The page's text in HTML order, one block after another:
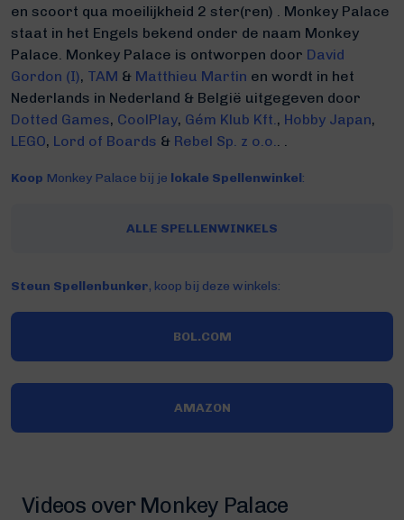
en scoort qua moeilijkheid 2 ster(ren) . Monkey Palace
staat in het Engels bekend onder de naam Monkey
Palace. Monkey Palace is ontworpen door David
Gordon (I), TAM & Matthieu Martin en wordt in het
Nederlands in Nederland & België uitgegeven door
Dotted Games, CoolPlay, Gém Klub Kft., Hobby Japan,
LEGO, Lord of Boards & Rebel Sp. z o.o.. .
Koop Monkey Palace bij je lokale Spellenwinkel:
ALLE SPELLENWINKELS
Steun Spellenbunker, koop bij deze winkels:
BOL.COM
AMAZON
Videos over Monkey Palace